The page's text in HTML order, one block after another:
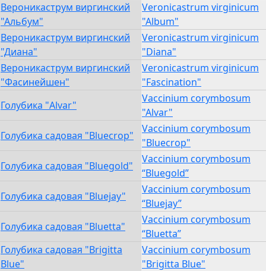
Вероникаструм виргинский
"Альбум"
Veronicastrum virginicum
"Album"
Вероникаструм виргинский
"Диана"
Veronicastrum virginicum
"Diana"
Вероникаструм виргинский
"Фасинейшен"
Veronicastrum virginicum
"Fascination"
Голубика "Alvar"
Vaccinium corymbosum
"Alvar"
Голубика садовая "Bluecrop"
Vaccinium corymbosum
"Bluecrop"
Голубика садовая "Bluegold"
Vaccinium corymbosum
“Bluegold”
Голубика садовая "Bluejay"
Vaccinium corymbosum
“Bluejay”
Голубика садовая "Bluetta"
Vaccinium corymbosum
“Bluetta”
Голубика садовая "Brigitta
Blue"
Vaccinium corymbosum
"Brigitta Blue"